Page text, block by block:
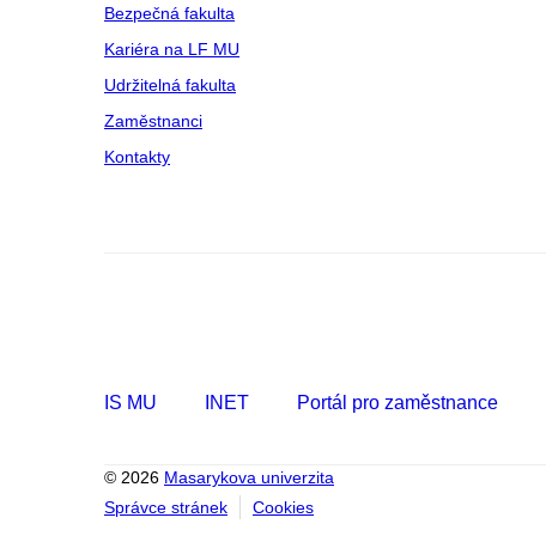
Bezpečná fakulta
Kariéra na LF MU
Udržitelná fakulta
Zaměstnanci
Kontakty
IS MU INET Portál pro zaměstnance
© 2026 Masarykova univerzita
Správce stránek
Cookies